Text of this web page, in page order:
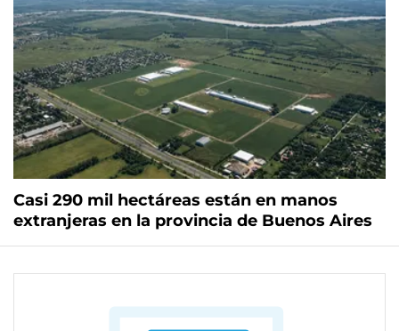
Casi 290 mil hectáreas están en manos
extranjeras en la provincia de Buenos Aires